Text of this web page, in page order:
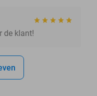
de klant!